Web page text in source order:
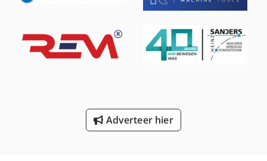
Verscherping Van De Machine
Wiel GraafmachinesAdverteer hier